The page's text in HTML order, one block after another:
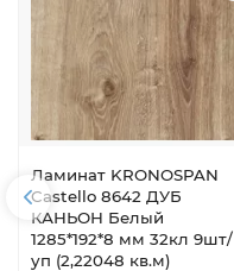
Ламинат KRONOSPAN
Castello 8642 ДУБ
КАНЬОН Белый
1285*192*8 мм 32кл 9шт/
уп (2,22048 кв.м)